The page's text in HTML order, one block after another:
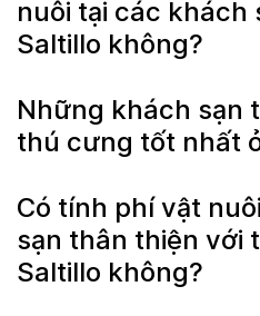
nuôi tại các khách
Saltillo không?
Những khách sạn
thú cưng tốt nhất
Có tính phí vật
sạn thân thiện với
Saltillo không?